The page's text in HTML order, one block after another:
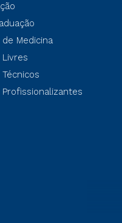
Medicina
Profissionalizantes